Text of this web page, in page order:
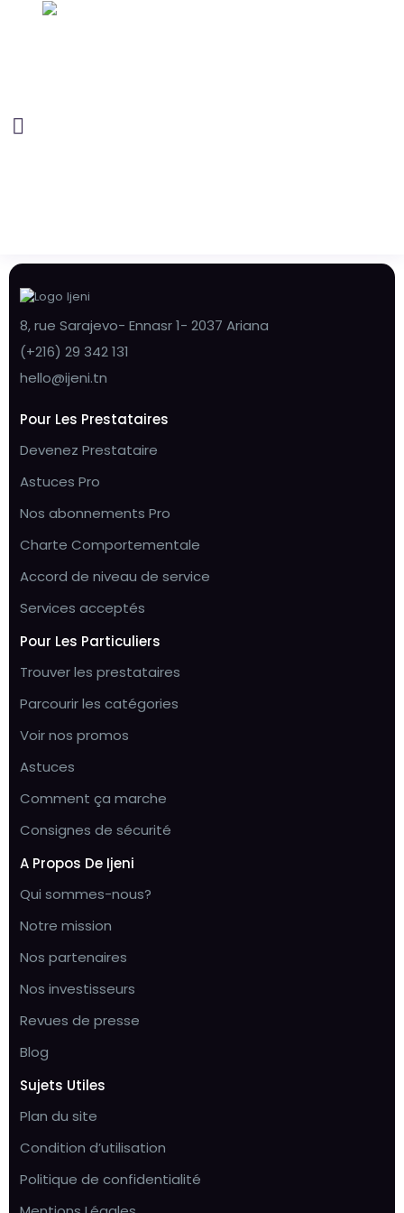
8, rue Sarajevo- Ennasr 1- 2037 Ariana
(+216) 29 342 131
hello@ijeni.tn
Pour Les Prestataires
Devenez Prestataire
Astuces Pro
Nos abonnements Pro
Charte Comportementale
Accord de niveau de service
Services acceptés
Pour Les Particuliers
Trouver les prestataires
Parcourir les catégories
Voir nos promos
Astuces
Comment ça marche
Consignes de sécurité
A Propos De Ijeni
Qui sommes-nous?
Notre mission
Nos partenaires
Nos investisseurs
Revues de presse
Blog
Sujets Utiles
Plan du site
Condition d’utilisation
Politique de confidentialité